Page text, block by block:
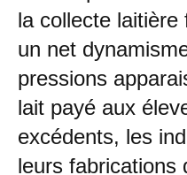
la collecte
un net
pressions
lait payé aux
excédents, les
leurs fabrications